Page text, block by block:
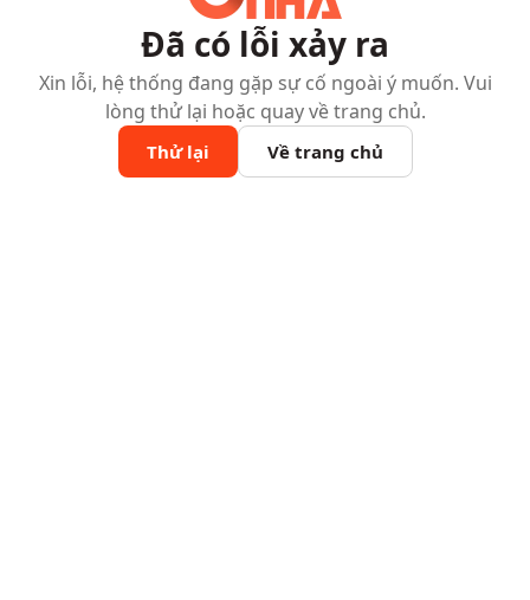
Đã có lỗi xảy ra
Xin lỗi, hệ thống đang gặp sự cố ngoài ý muốn. Vui
lòng thử lại hoặc quay về trang chủ.
Thử lại Về trang chủ